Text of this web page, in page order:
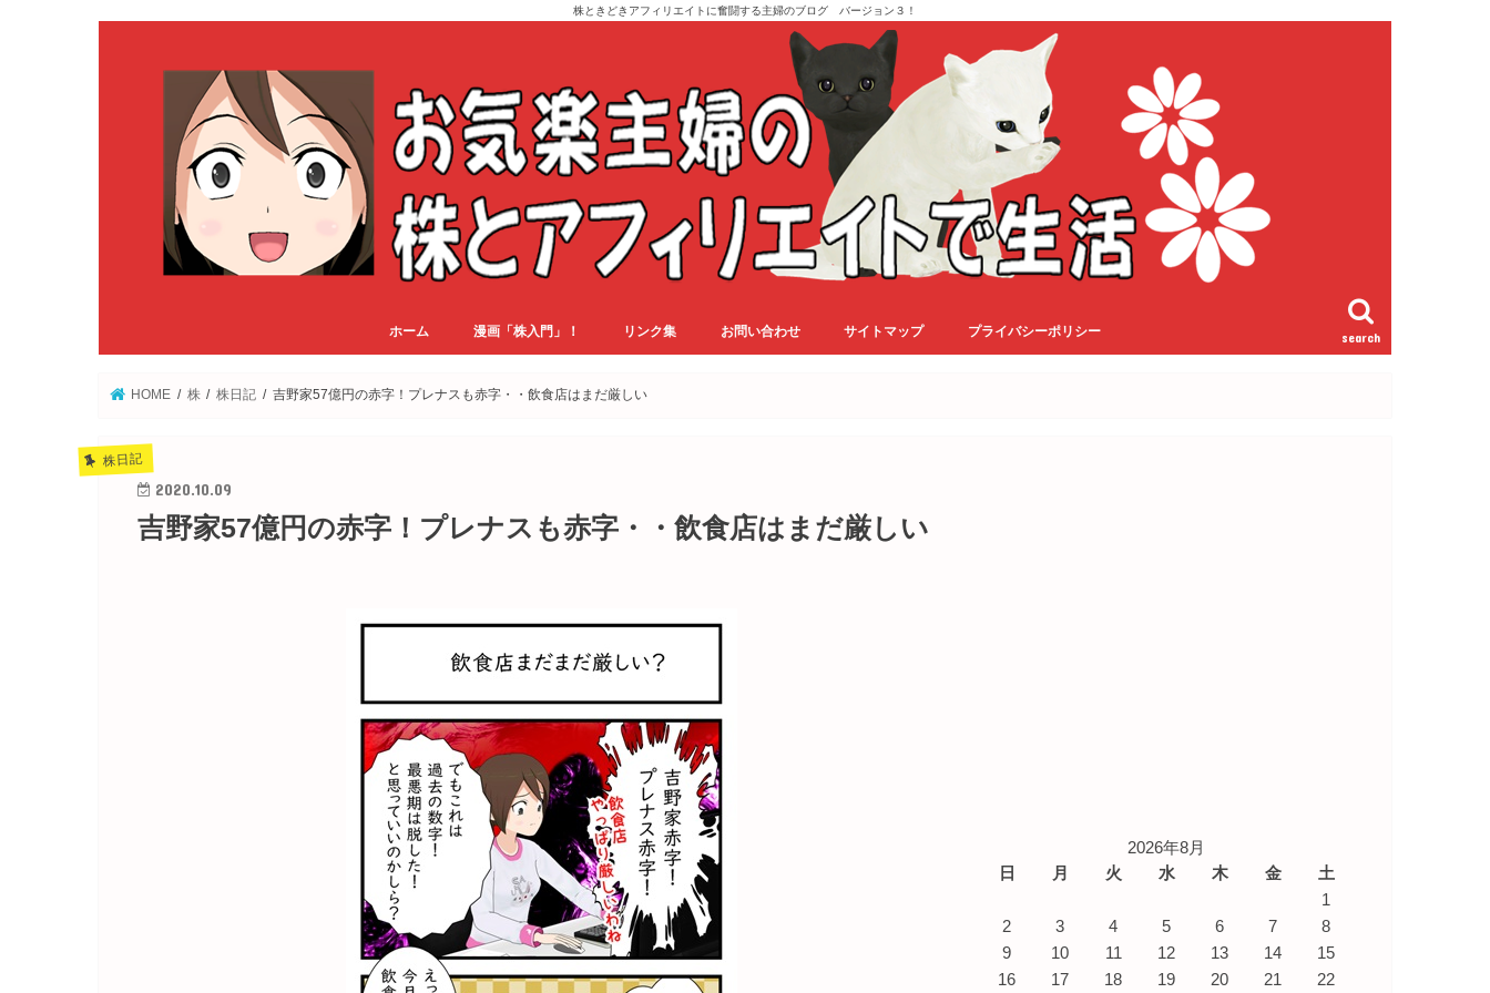
株ときどきアフィリエイトに奮闘する主婦のブログ バージョン３！
search
ホーム 漫画「株入門」！ リンク集 お問い合わせ サイトマップ プライバシーポリシー
HOME 株 株日記 吉野家57億円の赤字！プレナスも赤字・・飲食店はまだ厳しい
株日記
2020.10.09
吉野家57億円の赤字！プレナスも赤字・・飲食店はまだ厳しい
2026年8月
日
月 火 水 木 金
土
1
2
3 4 5 6 7
8
9
10 11 12 13 14
15
16
17 18 19 20 21 22